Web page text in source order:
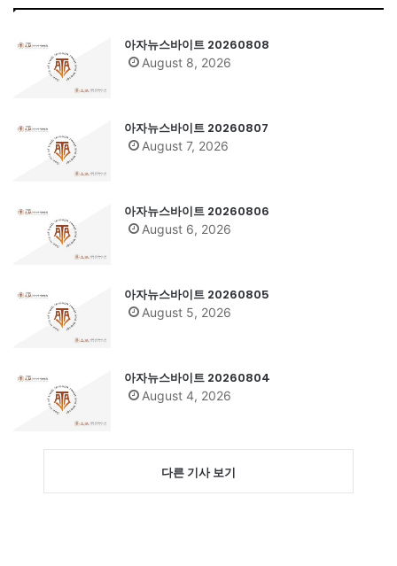
아자뉴스바이트 20260808
August 8, 2026
아자뉴스바이트 20260807
August 7, 2026
아자뉴스바이트 20260806
August 6, 2026
아자뉴스바이트 20260805
August 5, 2026
아자뉴스바이트 20260804
August 4, 2026
다른 기사 보기